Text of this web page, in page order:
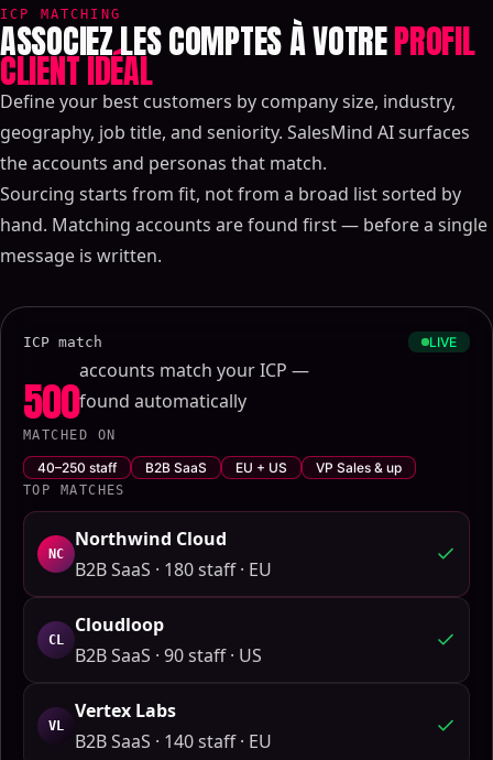
ICP MATCHING
ASSOCIEZ LES COMPTES À VOTREPROFIL
CLIENT IDÉAL
Define your best customers by company size, industry,
geography, job title, and seniority. SalesMind AI surfaces
the accounts and personas that match.
Sourcing starts from fit, not from a broad list sorted by
hand. Matching accounts are found first — before a single
message is written.
ICP match LIVE
500
accounts match your ICP —
found automatically
MATCHED ON
40–250 staff B2B SaaS EU + US VP Sales & up
TOP MATCHES
NC
Northwind Cloud
B2B SaaS · 180 staff · EU
CL
Cloudloop
B2B SaaS · 90 staff · US
VL
Vertex Labs
B2B SaaS · 140 staff · EU